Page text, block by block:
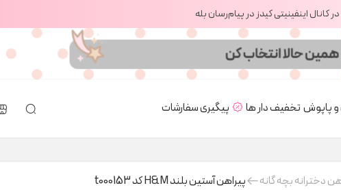
کانال اینفینیتی کیدز در پیام‌رسان بله
پاپوش تخفیف دار ها پیگیری سفارشات
دخترانه بچه گانه پیراهن آستین بلند H&M کد t000153